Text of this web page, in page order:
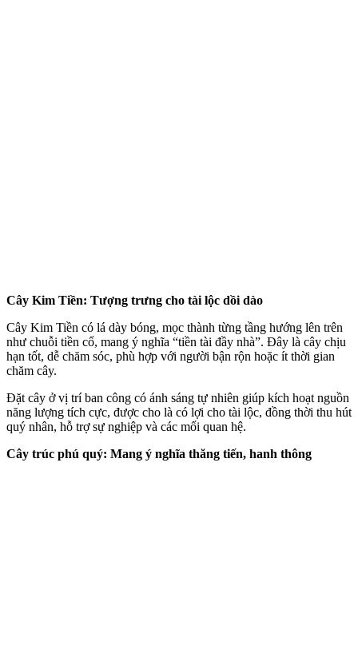
Cây Kim Tiền: Tượng trưng cho tài lộc dồi dào
Cây Kim Tiền có lá dày bóng, mọc thành từng tầng hướng lên trên
như chuỗi tiền cổ, mang ý nghĩa “tiền tài đầy nhà”. Đây là cây chịu
hạn tốt, dễ chăm sóc, phù hợp với người bận rộn hoặc ít thời gian
chăm cây.
Đặt cây ở vị trí ban công có ánh sáng tự nhiên giúp kích hoạt nguồn
năng lượng tích cực, được cho là có lợi cho tài lộc, đồng thời thu hút
quý nhân, hỗ trợ sự nghiệp và các mối quan hệ.
Cây trúc phú quý: Mang ý nghĩa thăng tiến, hanh thông